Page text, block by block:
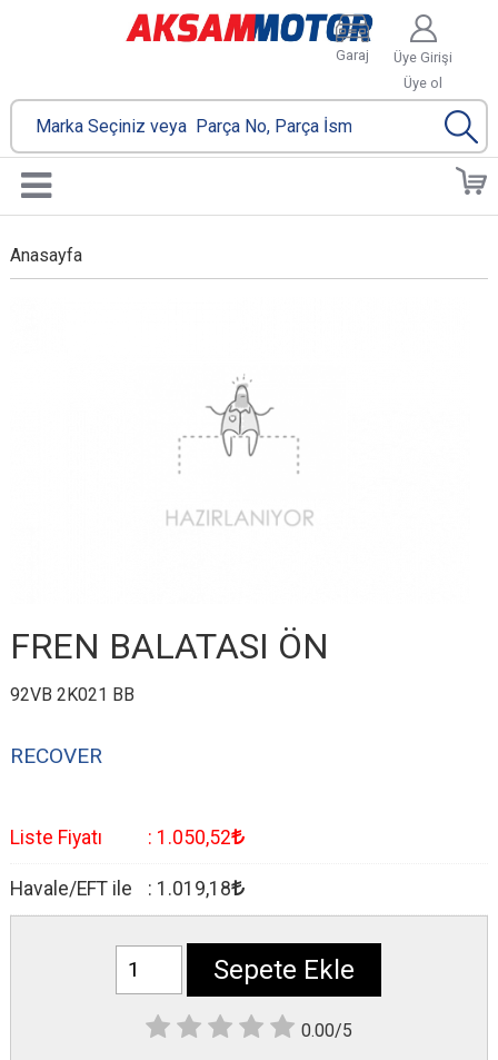
Üye Girişi
Üye ol
Garaj
Anasayfa
FREN BALATASI ÖN
92VB 2K021 BB
RECOVER
Liste Fiyatı : 1.050,52
Havale/EFT ile : 1.019,18
Sepete Ekle
0.00/5